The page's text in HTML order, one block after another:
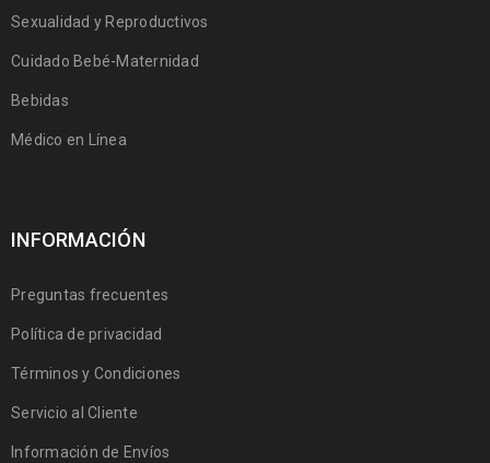
Sexualidad y Reproductivos
Cuidado Bebé-Maternidad
Bebidas
Médico en Línea
INFORMACIÓN
Preguntas frecuentes
Política de privacidad
Términos y Condiciones
Servicio al Cliente
Información de Envíos